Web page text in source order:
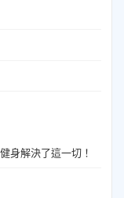
身解決了這一切！